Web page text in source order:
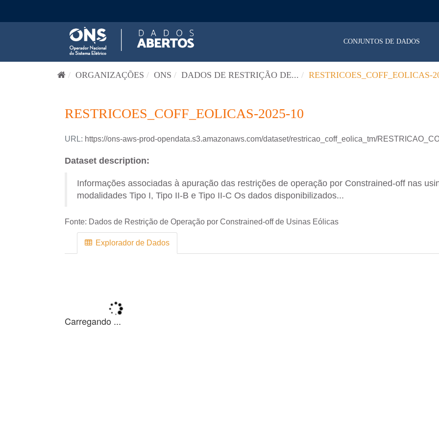
CONJUNTOS DE DADOS
ORGANIZAÇÕES ONS DADOS DE RESTRIÇÃO DE... RESTRICOES_COFF_EOLICAS-
RESTRICOES_COFF_EOLICAS-2025-10
URL: https://ons-aws-prod-opendata.s3.amazonaws.com/dataset/restricao_coff_eolica_tm/
Dataset description:
Informações associadas à apuração das restrições de operação por Constrained-off nas
modalidades Tipo I, Tipo II-B e Tipo II-C Os dados disponibilizados...
Fonte: Dados de Restrição de Operação por Constrained-off de Usinas Eólicas
Explorador de Dados